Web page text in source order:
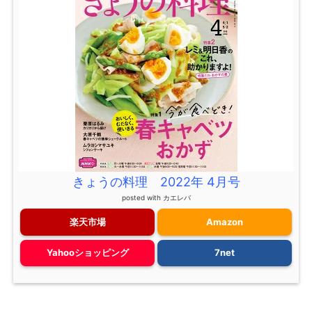
きょうの料理 2022年 4月号
posted with カエレバ
楽天市場 Amazon
Yahooショッピング 7net